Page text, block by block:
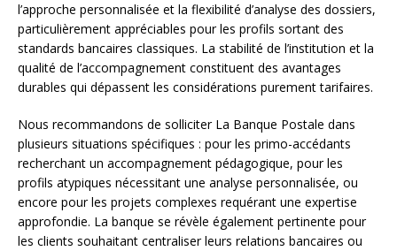
l’approche personnalisée et la flexibilité d’analyse des dossiers,
particulièrement appréciables pour les profils sortant des
standards bancaires classiques. La stabilité de l’institution et la
qualité de l’accompagnement constituent des avantages
durables qui dépassent les considérations purement tarifaires.
Nous recommandons de solliciter La Banque Postale dans
plusieurs situations spécifiques : pour les primo-accédants
recherchant un accompagnement pédagogique, pour les
profils atypiques nécessitant une analyse personnalisée, ou
encore pour les projets complexes requérant une expertise
approfondie. La banque se révèle également pertinente pour
les clients souhaitant centraliser leurs relations bancaires ou